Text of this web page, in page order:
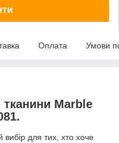
Оплата Умови
Marble
для тих, хто хоче